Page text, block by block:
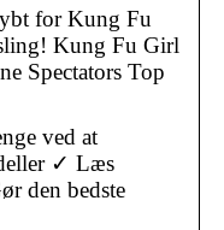
for Kung Fu
Kung Fu Girl
Spectators Top
ved at
✓ Læs
den bedste